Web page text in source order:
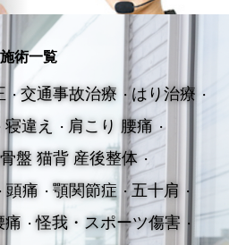
施術一覧
交通事故治療
はり治療
寝違え
肩こり 腰痛
骨盤 猫背 産後整体
頭痛 顎関節症
五十肩
痛
怪我・スポーツ傷害